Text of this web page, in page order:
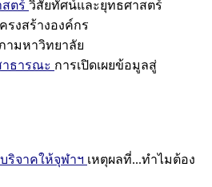
ตร์ วิสัยทัศน์และยุทธศาสตร์
รงสร้างองค์กร
ามหาวิทยาลัย
าธารณะ การเปิดเผยข้อมูลสู่
ริจาคให้จุฬาฯ เหตุผลที่...ทำไมต้อง